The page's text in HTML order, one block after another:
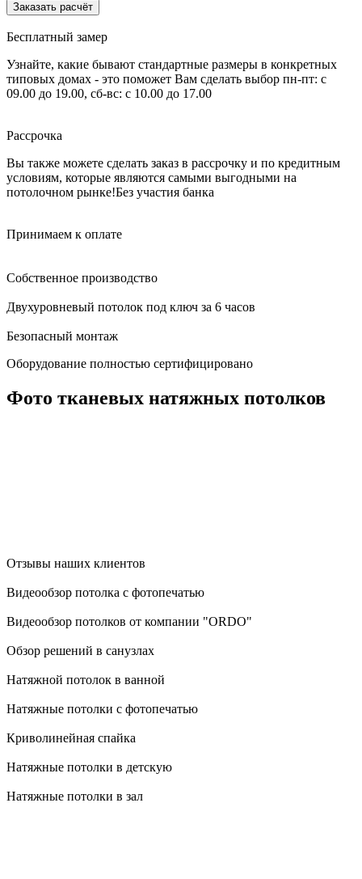
Заказать расчёт
Бесплатный замер
Узнайте, какие бывают стандартные размеры в конкретных
типовых домах - это поможет Вам сделать выбор пн-пт: с
09.00 до 19.00, сб-вс: с 10.00 до 17.00
Рассрочка
Вы также можете сделать заказ в рассрочку и по кредитным
условиям, которые являются самыми выгодными на
потолочном рынке!Без участия банка
Принимаем к оплате
Собственное производство
Двухуровневый потолок под ключ за 6 часов
Безопасный монтаж
Оборудование полностью сертифицировано
Фото тканевых натяжных потолков
Отзывы наших клиентов
Видеообзор потолка с фотопечатью
Видеообзор потолков от компании "ORDO"
Обзор решений в санузлах
Натяжной потолок в ванной
Натяжные потолки с фотопечатью
Криволинейная спайка
Натяжные потолки в детскую
Натяжные потолки в зал